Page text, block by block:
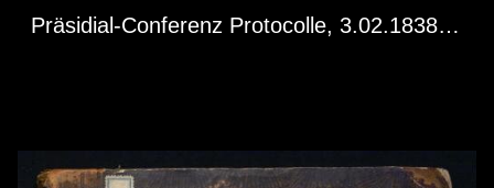
Präsidial-Conferenz Protocolle, 3.02.1838…